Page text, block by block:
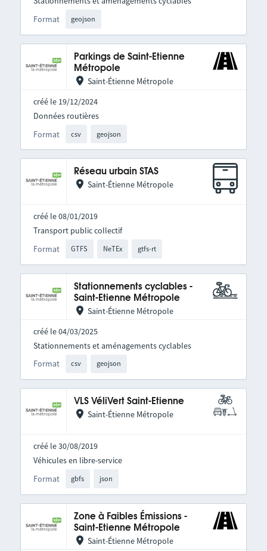
Format geojson
Parkings de Saint-Etienne
Métropole
Saint-Étienne Métropole
créé le 19/12/2024
Format csv geojson
Données routières
Réseau urbain STAS
Saint-Étienne Métropole
créé le 08/01/2019
Format GTFS NeTEx gtfs-rt
Transport public collectif
Stationnements cyclables -
Saint-Etienne Métropole
Saint-Étienne Métropole
créé le 04/03/2025
Format csv geojson
Stationnements et aménagements cyclables
VLS VéliVert Saint-Etienne
Saint-Étienne Métropole
créé le 30/08/2019
Format gbfs json
Véhicules en libre-service
Zone à Faibles Émissions -
Saint-Etienne Métropole
Saint-Étienne Métropole